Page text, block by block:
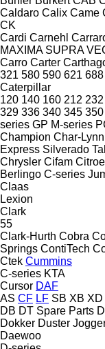
Caldaro Calix Came
CK
Cardi Carnehl
MAXIMA SUPRA
Carro Carter
321 580 590 621 688
Caterpillar
120 140 160 212 232
329 336 340 345 350
series GP M-series
Champion Char-Lynn
Express Silverado
Chrysler Cifam
Berlingo C-series
Claas
Lexion
Clark
55
Clark-Hurth Cobra
Springs ContiTech
Ctek Cummins
C-series KTA
Cursor DAF
AS CF LF SB XB XD
DB DT Spare Parts
Dokker Duster
Daewoo